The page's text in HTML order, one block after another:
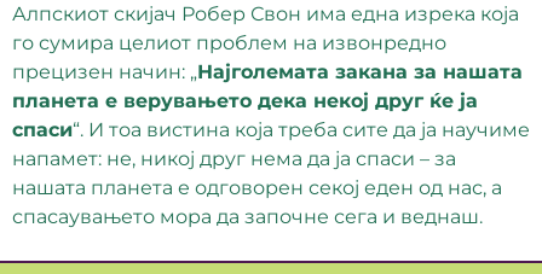
Алпскиот скијач Робер Свон има една изрека која
го сумира целиот проблем на извонредно
прецизен начин: „Најголемата закана за нашата
планета е верувањето дека некој друг ќе ја
спаси“. И тоа вистина која треба сите да ја научиме
напамет: не, никој друг нема да ја спаси – за
нашата планета е одговорен секој еден од нас, а
спасаувањето мора да започне сега и веднаш.